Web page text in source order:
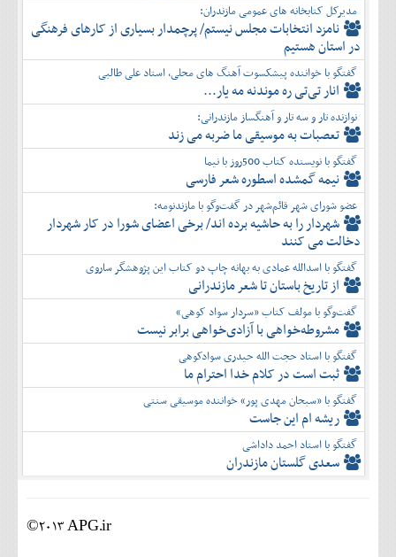
مدیرکل کتابخانه های عمومی مازندران:
نامزد انتخابات مجلس نیستم/ پرچمدار بسیاری از کارهای فرهنگی
در استان هستیم
گفتگو با خواننده پیشکسوت آهنگ های محلی، استاد علی طالبی
انار تی‌تی ره موندنه مه یار...
نوازنده تار و سه تار و آهنگساز مازندرانی:
تعصبات به موسیقی ما ضربه می زند
گفتگو با نویسنده کتاب 500روز با نیما
نیمه گمشده اسطوره شعر فارسی
عضو شورای شهر قائم‌شهر در گفت‌و‌گو با مازندنومه:
شهردار را به حاشیه برده اند/ برخی اعضای شورا در کار شهردار
دخالت می کنند
گفتگو با اسدالله عمادی به بهانه چاپ دو کتاب این پژوهشگر ساروی
از تاریخ باستان تا شعر مازندرانی
گفت‌وگو با مولف کتاب «سردار سواد کوهی»
مشروطه‌خواهی با آزادی‌خواهی برابر نیست
گفتگو با استاد حجت الله حیدری سوادکوهی
ثبت است در کلام خدا احترام ما
گفتگو با «سبحان مهدی پور» خواننده موسیقی سنتی
ریشه ام این جاست
گفتگو با استاد احمد داداشی
سعدی گلستان مازندران
©2013 APG.ir